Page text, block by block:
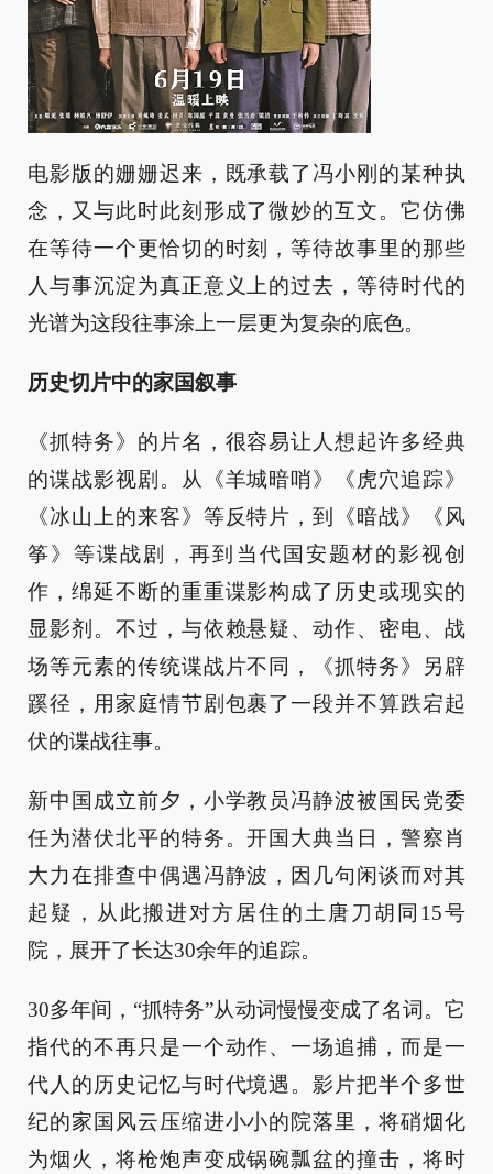
电影版的姗姗迟来，既承载了冯小刚的某种执
念，又与此时此刻形成了微妙的互文。它仿佛
在等待一个更恰切的时刻，等待故事里的那些
人与事沉淀为真正意义上的过去，等待时代的
光谱为这段往事涂上一层更为复杂的底色。
历史切片中的家国叙事
《抓特务》的片名，很容易让人想起许多经典
的谍战影视剧。从《羊城暗哨》《虎穴追踪》
《冰山上的来客》等反特片，到《暗战》《风
筝》等谍战剧，再到当代国安题材的影视创
作，绵延不断的重重谍影构成了历史或现实的
显影剂。不过，与依赖悬疑、动作、密电、战
场等元素的传统谍战片不同，《抓特务》另辟
蹊径，用家庭情节剧包裹了一段并不算跌宕起
伏的谍战往事。
新中国成立前夕，小学教员冯静波被国民党委
任为潜伏北平的特务。开国大典当日，警察肖
大力在排查中偶遇冯静波，因几句闲谈而对其
起疑，从此搬进对方居住的土唐刀胡同15号
院，展开了长达30余年的追踪。
30多年间，“抓特务”从动词慢慢变成了名词。它
指代的不再只是一个动作、一场追捕，而是一
代人的历史记忆与时代境遇。影片把半个多世
纪的家国风云压缩进小小的院落里，将硝烟化
为烟火，将枪炮声变成锅碗瓢盆的撞击，将时